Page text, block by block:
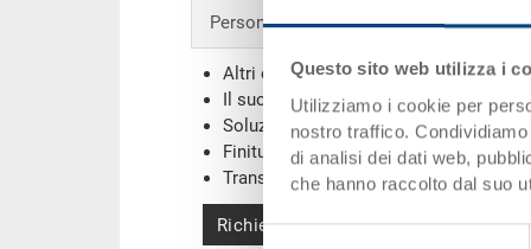
Questo sito web utilizza i
Utilizziamo i cookie per
nostro traffico.
di analisi dei dati web,
che hanno raccolto dal suo
Selezione
Personalizzazioni - la nostra specialità
Altri colori
Il suo logo / etichette(Esempi)
Soluzioni individuali
Finiture
Transponder (RFID) / Barcodes
Richiedi offerta